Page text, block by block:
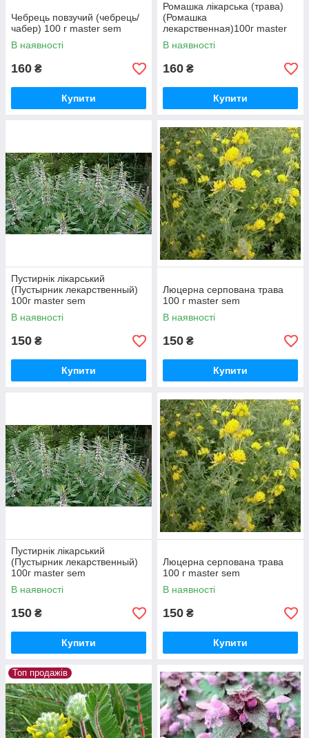
Чебрець повзучий (чебрець/
чабер) 100 г master sem
В наявності
160 ₴
Купити
Ромашка лікарська (трава)
(Ромашка
лекарственная)100г master
sem
В наявності
160 ₴
Купити
Пустирнік лікарський
(Пустырник лекарственный)
100г master sem
В наявності
150 ₴
Купити
Люцерна серпована трава
100 г master sem
В наявності
150 ₴
Купити
Пустирнік лікарський
(Пустырник лекарственный)
100г master sem
В наявності
150 ₴
Купити
Люцерна серпована трава
100 г master sem
В наявності
150 ₴
Купити
Топ продажів